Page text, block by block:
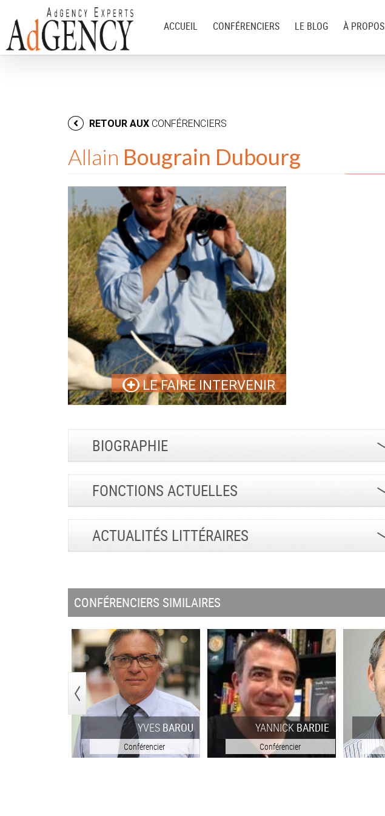
ACCUEIL CONFÉRENCIERS LE BLOG À PROPOS
RETOUR AUX CONFÉRENCIERS
Allain Bougrain Dubourg
LE FAIRE INTERVENIR
BIOGRAPHIE
FONCTIONS ACTUELLES
ACTUALITÉS LITTÉRAIRES
CONFÉRENCIERS SIMILAIRES
YVES BAROU
Conférencier
YANNICK BARDIE
Conférencier